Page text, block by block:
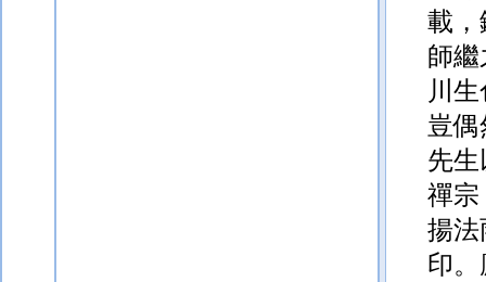
載，
師繼
川
豈
先
禪宗
揚法
印